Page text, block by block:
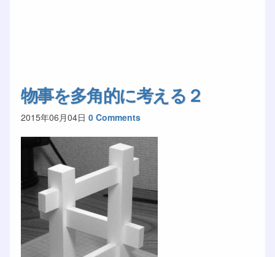
物事を多角的に考える２
2015年06月04日 0 Comments